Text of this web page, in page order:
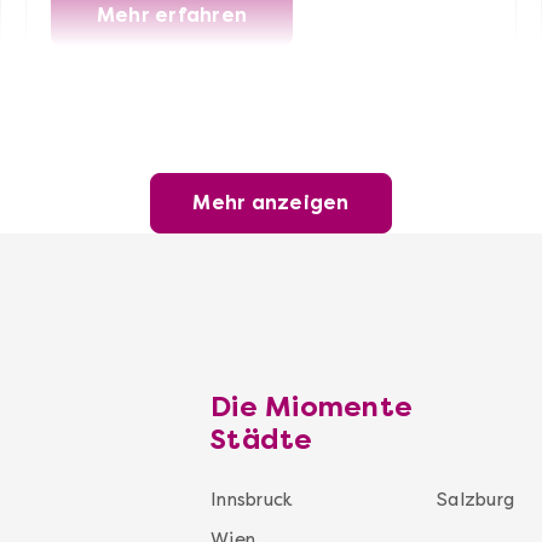
Mehr erfahren
Muttertagsgeschenke
Leben etwas ganz Besonderes: mehr Zeit für
Mehr anzeigen
Die Miomente
Städte
Innsbruck
Salzburg